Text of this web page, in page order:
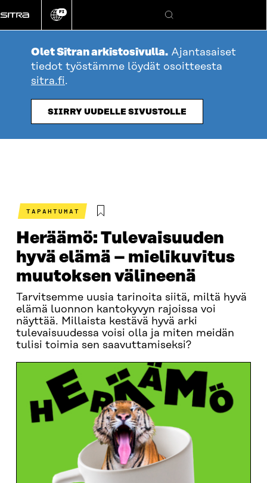
suoraan
sisältöön
Vaihda
kieli
FI
Hae
Olet Sitran arkistosivulla. Ajantasaiset
tiedot työstämme löydät osoitteesta
sitra.fi.
SIIRRY UUDELLE SIVUSTOLLE
TAPAHTUMAT
Heräämö: Tulevaisuuden
hyvä elämä – mielikuvitus
muutoksen välineenä
Tarvitsemme uusia tarinoita siitä, miltä hyvä
elämä luonnon kantokyvyn rajoissa voi
näyttää. Millaista kestävä hyvä arki
tulevaisuudessa voisi olla ja miten meidän
tulisi toimia sen saavuttamiseksi?